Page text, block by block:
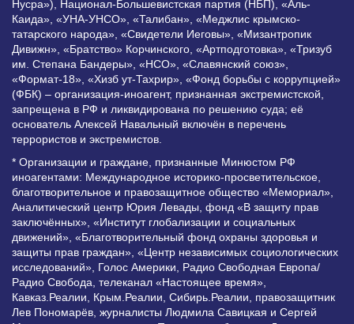
Нусра»), Национал-Большевистская партия (НБП), «Аль-
Каида», «УНА-УНСО», «Талибан», «Меджлис крымско-
татарского народа», «Свидетели Иеговы», «Мизантропик
Дивижн», «Братство» Корчинского, «Артподготовка», «Тризуб
им. Степана Бандеры», «НСО», «Славянский союз»,
«Формат-18», «Хизб ут-Тахрир», «Фонд борьбы с коррупцией»
(ФБК) – организация-иноагент, признанная экстремистской,
запрещена в РФ и ликвидирована по решению суда; её
основатель Алексей Навальный включён в перечень
террористов и экстремистов.
* Организации и граждане, признанные Минюстом РФ
иноагентами: Международное историко-просветительское,
благотворительное и правозащитное общество «Мемориал»,
Аналитический центр Юрия Левады, фонд «В защиту прав
заключённых», «Институт глобализации и социальных
движений», «Благотворительный фонд охраны здоровья и
защиты прав граждан», «Центр независимых социологических
исследований», Голос Америки, Радио Свободная Европа/
Радио Свобода, телеканал «Настоящее время»,
Кавказ.Реалии, Крым.Реалии, Сибирь.Реалии, правозащитник
Лев Пономарёв, журналисты Людмила Савицкая и Сергей